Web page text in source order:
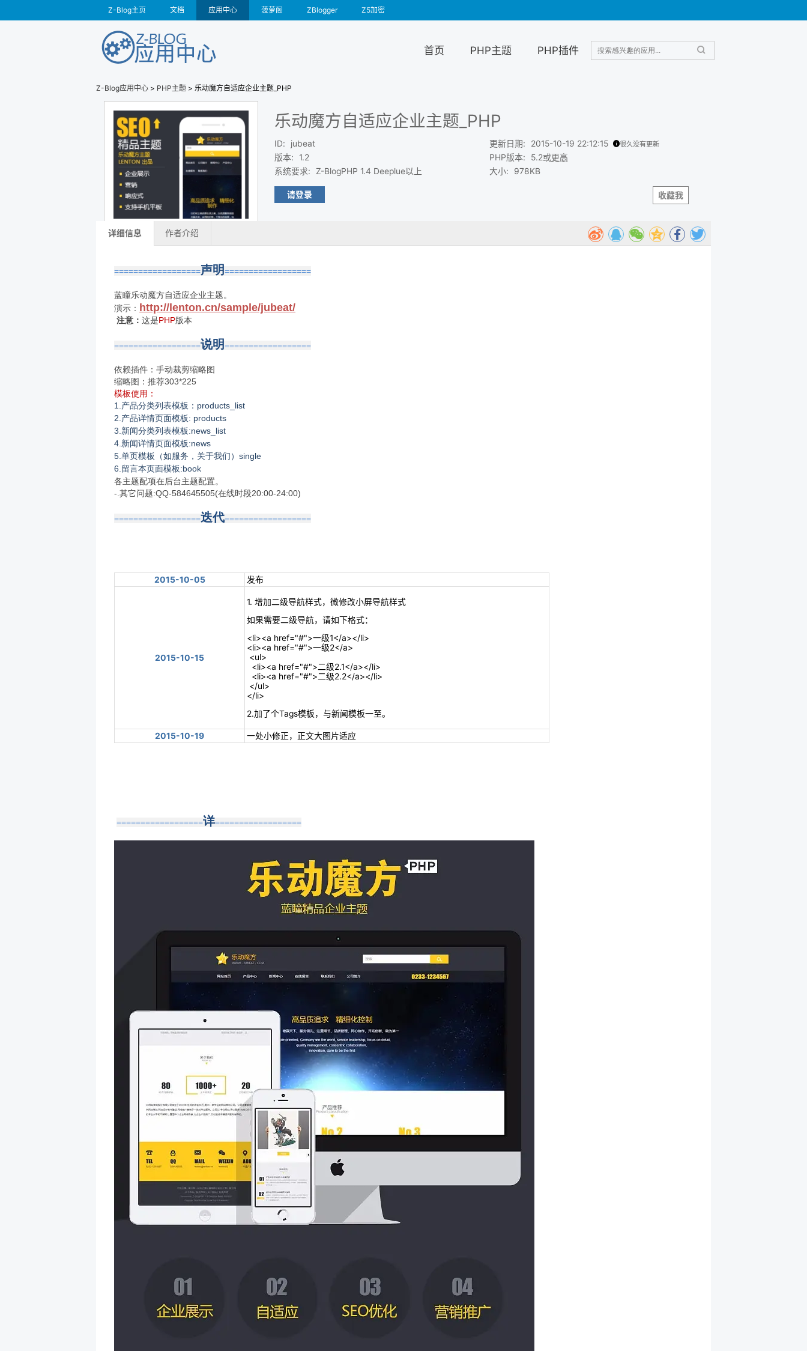
Z-Blog主页 文档 应用中心 菠萝阁 ZBlogger Z5加密
首页 PHP主题 PHP插件
Z-Blog应用中心 > PHP主题 > 乐动魔方自适应企业主题_PHP
乐动魔方自适应企业主题_PHP
ID:
jubeat
版本:
1.2
系统要求: Z-BlogPHP 1.4 Deeplue以上
更新日期: 2015-10-19 22:12:15 很久没有更新
PHP版本: 5.2或更高
大小: 978KB
收藏我
请登录
详细信息 作者介绍
==================声明==================
蓝瞳乐动魔方自适应企业主题。
演示： http://lenton.cn/sample/jubeat/
注意： 这是PHP版本
==================说明==================
依赖插件：手动裁剪缩略图
缩略图：推荐303*225
模板使用：
1. 产品分类列表模板： products_list
2. 产品详情页面模板 : products
3. 新闻分类列表模板 :news_list
4. 新闻详情页面模板 :news
5. 单页模板（如服务，关于我们） single
6. 留言本页面模板 :book
各主题配项在后台主题配置。
-.其它问题:QQ-584645505(在线时段20:00-24:00)
==================迭代==================
2015-10-05 发布
2015-10-15
1. 增加二级导航样式，微修改小屏导航样式
如果需要二级导航，请如下格式：
<li><a href="#">一级1</a></li>
<li><a href="#">一级2</a>
<ul>
<li><a href="#">二级2.1</a></li>
<li><a href="#">二级2.2</a></li>
</ul>
</li>
2.加了个Tags模板，与新闻模板一至。
2015-10-19 一处小修正，正文大图片适应
==================详==================